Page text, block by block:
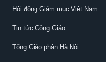
Hội đồng Giám mục Việt Nam
Tin tức Công Giáo
Tổng Giáo phận Hà Nội